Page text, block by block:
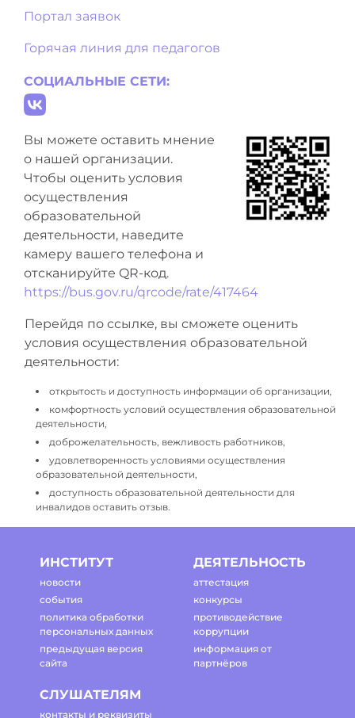
Портал заявок
Горячая линия для педагогов
СОЦИАЛЬНЫЕ СЕТИ:
Вы можете оставить мнение
о нашей организации.
Чтобы оценить условия
осуществления
образовательной
деятельности, наведите
камеру вашего телефона и
отсканируйте QR-код.
https://bus.gov.ru/qrcode/rate/417464
Перейдя по ссылке, вы сможете оценить
условия осуществления образовательной
деятельности:
открытость и доступность информации об организации,
комфортность условий осуществления образовательной
деятельности,
доброжелательность, вежливость работников,
удовлетворенность условиями осуществления
образовательной деятельности,
доступность образовательной деятельности для
инвалидов оставить отзыв.
ИНСТИТУТ
новости
события
политика обработки
персональных данных
предыдущая версия
сайта
ДЕЯТЕЛЬНОСТЬ
аттестация
конкурсы
противодействие
коррупции
информация от
партнёров
СЛУШАТЕЛЯМ
контакты и реквизиты